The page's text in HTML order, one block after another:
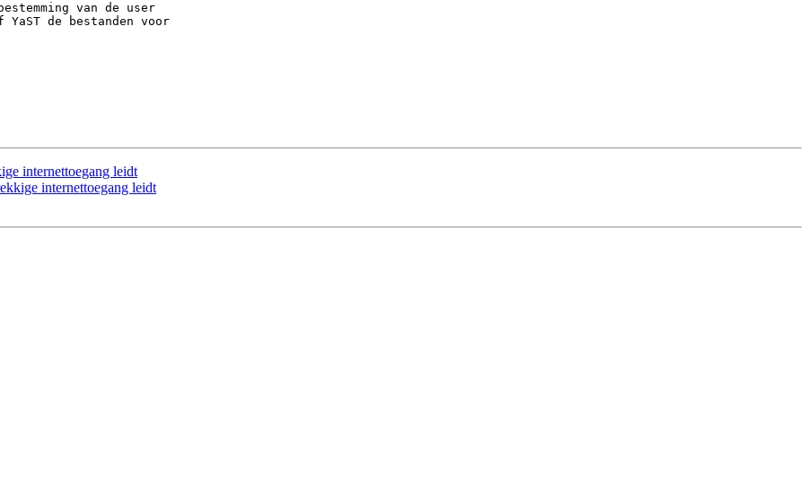
van de user
de bestanden voor
internettoegang leidt
internettoegang leidt